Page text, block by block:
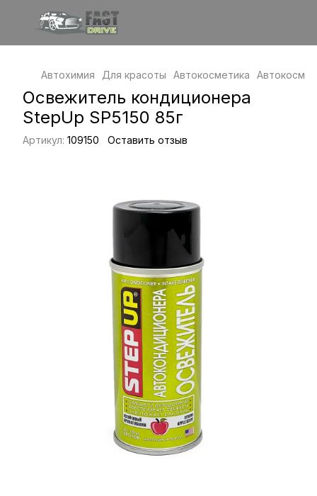
Автохимия Для красоты Автокосметика
Освежитель кондиционера
StepUp SP5150 85г
Артикул: 109150 Оставить отзыв